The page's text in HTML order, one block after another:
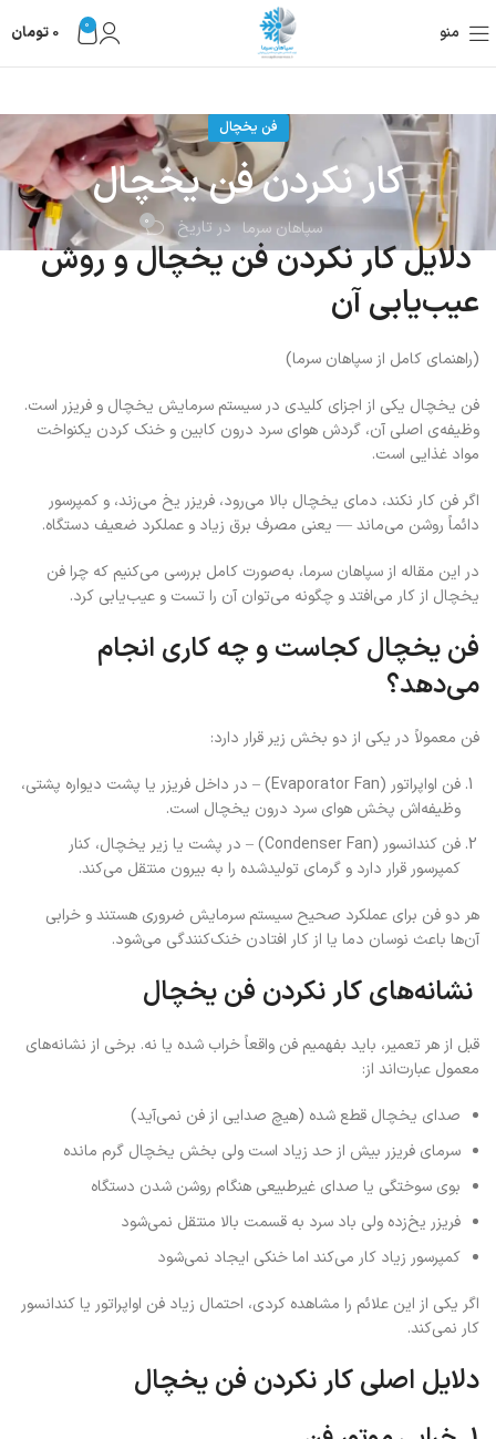
منو 0
0 تومان
فن یخچال
کار نکردن فن یخچال
سپاهان سرما در تاریخ 0
دلایل کار نکردن فن یخچال و روش
عیب‌یابی آن
(راهنمای کامل از سپاهان سرما)
فن یخچال یکی از اجزای کلیدی در سیستم سرمایش یخچال و فریزر است.
وظیفه‌ی اصلی آن، گردش هوای سرد درون کابین و خنک کردن یکنواخت
مواد غذایی است.
اگر فن کار نکند، دمای یخچال بالا می‌رود، فریزر یخ می‌زند، و کمپرسور
دائماً روشن می‌ماند — یعنی مصرف برق زیاد و عملکرد ضعیف دستگاه.
در این مقاله از سپاهان سرما، به‌صورت کامل بررسی می‌کنیم که چرا فن
یخچال از کار می‌افتد و چگونه می‌توان آن را تست و عیب‌یابی کرد.
فن یخچال کجاست و چه کاری انجام
می‌دهد؟
فن معمولاً در یکی از دو بخش زیر قرار دارد:
فن اواپراتور (Evaporator Fan) – در داخل فریزر یا پشت دیواره پشتی،
وظیفه‌اش پخش هوای سرد درون یخچال است.
فن کندانسور (Condenser Fan) – در پشت یا زیر یخچال، کنار
کمپرسور قرار دارد و گرمای تولیدشده را به بیرون منتقل می‌کند.
هر دو فن برای عملکرد صحیح سیستم سرمایش ضروری هستند و خرابی
آن‌ها باعث نوسان دما یا از کار افتادن خنک‌کنندگی می‌شود.
نشانه‌های کار نکردن فن یخچال
قبل از هر تعمیر، باید بفهمیم فن واقعاً خراب شده یا نه. برخی از نشانه‌های
معمول عبارت‌اند از:
صدای یخچال قطع شده (هیچ صدایی از فن نمی‌آید)
سرمای فریزر بیش از حد زیاد است ولی بخش یخچال گرم مانده
بوی سوختگی یا صدای غیرطبیعی هنگام روشن شدن دستگاه
فریزر یخ‌زده ولی باد سرد به قسمت بالا منتقل نمی‌شود
کمپرسور زیاد کار می‌کند اما خنکی ایجاد نمی‌شود
اگر یکی از این علائم را مشاهده کردی، احتمال زیاد فن اواپراتور یا کندانسور
کار نمی‌کند.
دلایل اصلی کار نکردن فن یخچال